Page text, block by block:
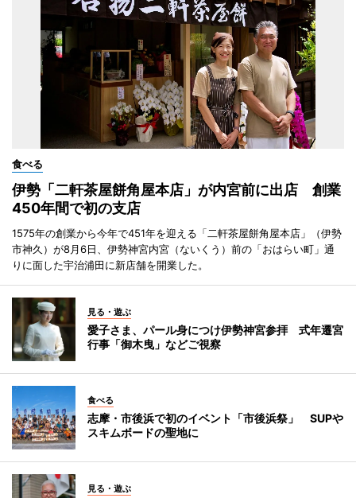
食べる
伊勢「二軒茶屋餅角屋本店」が内宮前に出店 創業
450年間で初の支店
1575年の創業から今年で451年を迎える「二軒茶屋餅角屋本店」（伊勢
市神久）が8月6日、伊勢神宮内宮（ないくう）前の「おはらい町」通
りに面した宇治浦田に新店舗を開業した。
見る・遊ぶ
愛子さま、パール身につけ伊勢神宮参拝 式年遷宮
行事「御木曳」などご視察
食べる
志摩・市後浜で初のイベント「市後浜祭」 SUPや
スキムボードの聖地に
見る・遊ぶ